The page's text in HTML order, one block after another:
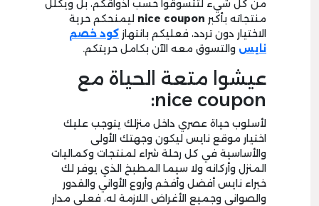
من كل شيء لتتسوقوا حسب أذواقكم، بل ويكلل
منتجاته بأكبر nice coupon ليمنحكم حرية
الاختيار دون تردد، فعليكم بانتهاز كود خصم
نايس والتسوق معه الآن بكامل حريتكم.
عيشوا متعة الحياة مع
nice coupon:
لأسلوب حياة عصري داخل منزلك يتوجب عليك
اختيار موقع نايس ليكون وجهتك الأولى
والأساسية في كل رحلة شراء لمنتجات وكماليات
المنزل وأركانه ولا سيما المطبخ الذي يوفر لك
خبراء نايس أفضل وأفخم وأروع الأواني والقدور
والصواني وجميع الأغراض اللازمة له، فعلى مدار